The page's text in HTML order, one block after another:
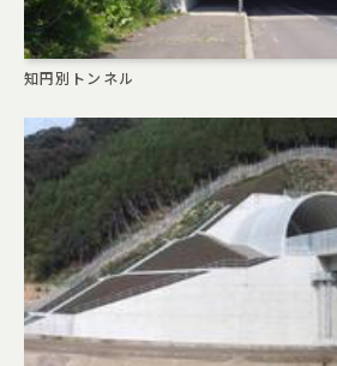
知円別トンネル